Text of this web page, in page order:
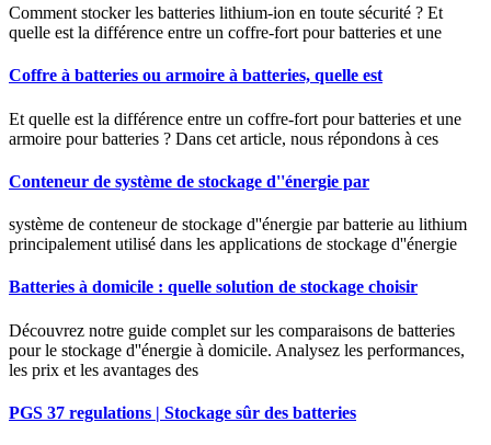
Comment stocker les batteries lithium-ion en toute sécurité ? Et
quelle est la différence entre un coffre-fort pour batteries et une
Coffre à batteries ou armoire à batteries, quelle est
Et quelle est la différence entre un coffre-fort pour batteries et une
armoire pour batteries ? Dans cet article, nous répondons à ces
Conteneur de système de stockage d''énergie par
système de conteneur de stockage d''énergie par batterie au lithium
principalement utilisé dans les applications de stockage d''énergie
Batteries à domicile : quelle solution de stockage choisir
Découvrez notre guide complet sur les comparaisons de batteries
pour le stockage d''énergie à domicile. Analysez les performances,
les prix et les avantages des
PGS 37 regulations | Stockage sûr des batteries